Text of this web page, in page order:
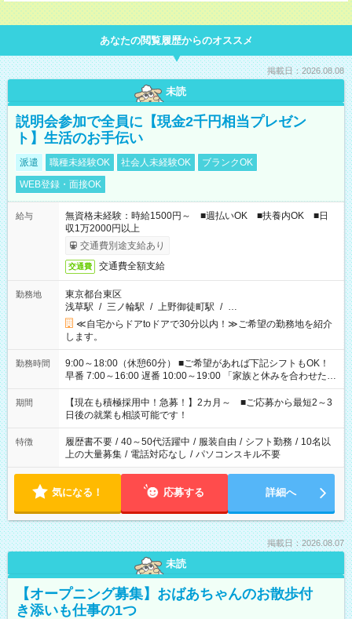
あなたの閲覧履歴からのオススメ
掲載日：2026.08.08
未読
説明会参加で全員に【現金2千円相当プレゼン
ト】生活のお手伝い
派遣 職種未経験OK 社会人未経験OK
ブランクOK
WEB登録・面接OK
給与
無資格未経験：時給1500円～ ■週払いOK ■扶養内OK ■日
収1万2000円以上
交通費別途支給あり
交通費 交通費全額支給
勤務地
東京都台東区
浅草駅 / 三ノ輪駅 / 上野御徒町駅 / …
≪自宅からドアtoドアで30分以内！≫ご希望の勤務地を紹介
します。
勤務時間
9:00～18:00（休憩60分） ■ご希望があれば下記シフトもOK！
早番 7:00～16:00 遅番 10:00～19:00 「家族と休みを合わせた
い」 「余裕を持って夕飯の準備がしたい」 「できれば残業はし
たくない」 など、ご希望を教えてくださいね。 ※Wワーク希望
の方へ 今ご覧のお仕事で希望する勤務時間と、もう1つのお仕事
の勤務時間。 合計で週40時間を超える場合は応募できません。
期間
【現在も積極採用中！急募！】2カ月～ ■ご応募から最短2～3
日後の就業も相談可能です！
特徴 履歴書不要 / 40～50代活躍中 / 服装自由 / シフト勤務 / 10名以
上の大量募集 / 電話対応なし / パソコンスキル不要
気になる！ 応募する 詳細へ
掲載日：2026.08.07
未読
【オープニング募集】おばあちゃんのお散歩付
き添いも仕事の1つ